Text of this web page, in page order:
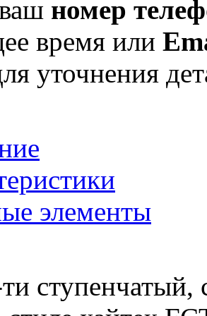
номер
время или
уточнения
элементы